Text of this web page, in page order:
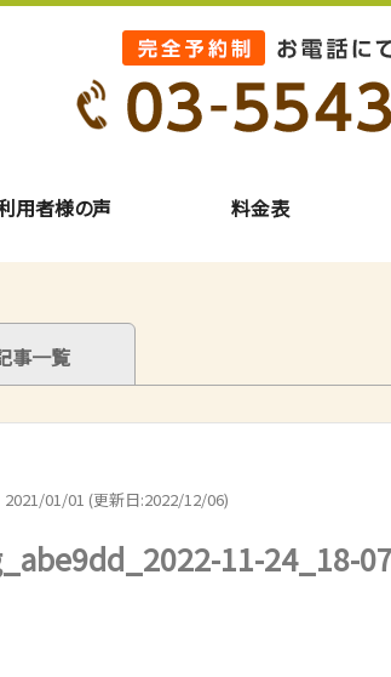
用者様の声 料金表
事一覧
2021/01/01 (更新日:2022/12/06)
11-24_18-